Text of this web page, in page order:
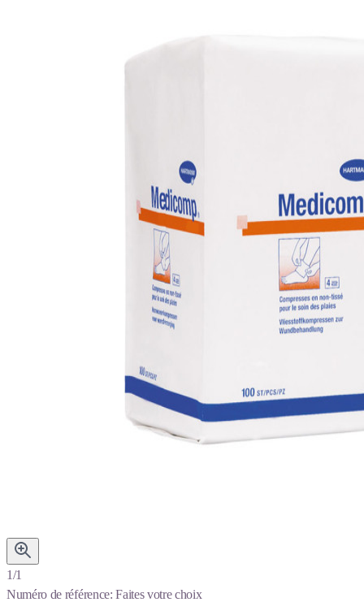
1/1
Numéro de référence: Faites votre choix